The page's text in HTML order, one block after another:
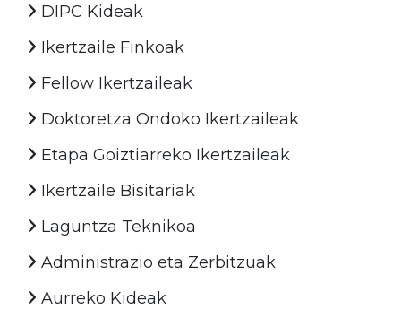
DIPC Kideak
Ikertzaile Finkoak
Fellow Ikertzaileak
Doktoretza Ondoko Ikertzaileak
Etapa Goiztiarreko Ikertzaileak
Ikertzaile Bisitariak
Laguntza Teknikoa
Administrazio eta Zerbitzuak
Aurreko Kideak